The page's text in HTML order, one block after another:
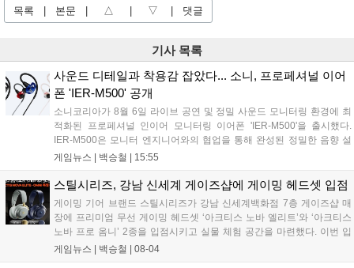
목록 본문 △ ▽ 댓글
기사 목록
사운드 디테일과 착용감 잡았다... 소니, 프로페셔널 이어
폰 'IER-M500' 공개
소니코리아가 8월 6일 라이브 공연 및 정밀 사운드 모니터링 환경에 최
적화된 프로페셔널 인이어 모니터링 이어폰 'IER-M500'을 출시했다.
IER-M500은 모니터 엔지니어와의 협업을 통해 완성된 정밀한 음향 설
계와 뛰어난 수동 차음 성능을 갖춰, 외부 소음이 많은 환경에서도 디테
피팅 서포터를 적용해 장시간 착용 시에도 안정적이고 편안한 환경을 제
공한다....
게임뉴스 | 백승철 15:55
스틸시리즈, 강남 신세계 게이즈샵에 게이밍 헤드셋 입점
게이밍 기어 브랜드 스틸시리즈가 강남 신세계백화점 7층 게이즈샵 매
장에 프리미엄 무선 게이밍 헤드셋 ‘아크티스 노바 엘리트’와 ‘아크티스
노바 프로 옴니’ 2종을 입점시키고 실물 체험 공간을 마련했다. 이번 입
점으로 판교 현대백화점에 이어 강남에서도 차세대 옴니플레이 및 AI 노
게임뉴스 | 백승철 08-04